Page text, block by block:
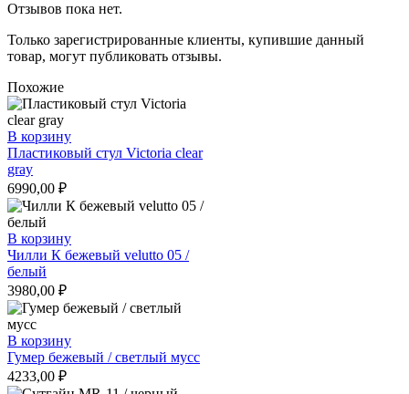
Отзывов пока нет.
Только зарегистрированные клиенты, купившие данный
товар, могут публиковать отзывы.
Похожие
В корзину
Пластиковый стул Victoria clear
gray
6990,00 ₽
В корзину
Чилли К бежевый velutto 05 /
белый
3980,00 ₽
В корзину
Гумер бежевый / светлый мусс
4233,00 ₽